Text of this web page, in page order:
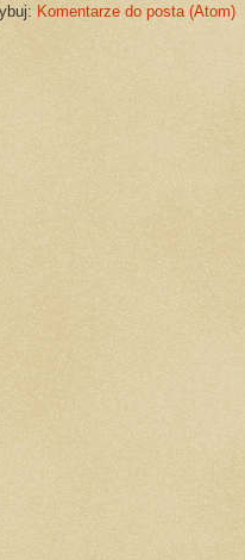
Komentarze do posta (Atom)